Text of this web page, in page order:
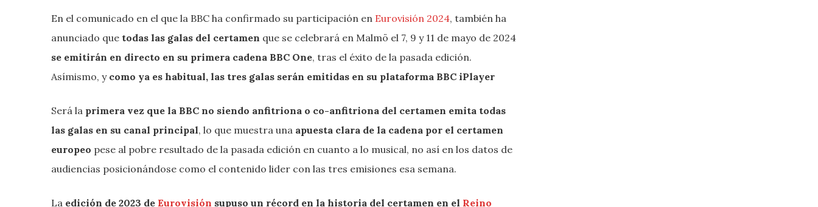
En el comunicado en el que la BBC ha confirmado su participación en Eurovisión 2024, también ha
anunciado que todas las galas del certamen que se celebrará en Malmö el 7, 9 y 11 de mayo de 2024
se emitirán en directo en su primera cadena BBC One, tras el éxito de la pasada edición.
Asímismo, y como ya es habitual, las tres galas serán emitidas en su plataforma BBC iPlayer
Será la primera vez que la BBC no siendo anfitriona o co-anfitriona del certamen emita todas
las galas en su canal principal, lo que muestra una apuesta clara de la cadena por el certamen
europeo pese al pobre resultado de la pasada edición en cuanto a lo musical, no así en los datos de
audiencias posicionándose como el contenido lider con las tres emisiones esa semana.
La edición de 2023 de Eurovisión supuso un récord en la historia del certamen en el Reino